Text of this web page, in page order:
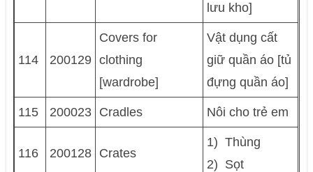
lưu kho]
114 200129
Covers for
clothing
[wardrobe]
Vật dụng cất
giữ quần áo [tủ
đựng quần áo]
115 200023 Cradles Nôi cho trẻ em
116 200128 Crates
1) Thùng
2) Sọt